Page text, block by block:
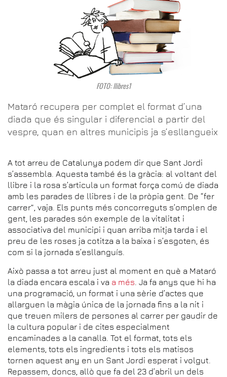
FOTO: llibres1
Mataró recupera per complet el format d’una
diada que és singular i diferencial a partir del
vespre, quan en altres municipis ja s’esllangueix
A tot arreu de Catalunya podem dir que Sant Jordi
s’assembla. Aquesta també és la gràcia: al voltant del
llibre i la rosa s’articula un format força comú de diada
amb les parades de llibres i de la pròpia gent. De “fer
carrer”, vaja. Els punts més concorreguts s’omplen de
gent, les parades són exemple de la vitalitat i
associativa del municipi i quan arriba mitja tarda i el
preu de les roses ja cotitza a la baixa i s’esgoten, és
com si la jornada s’esllanguís.
Això passa a tot arreu just al moment en què a Mataró
la diada encara escala i va a més . Ja fa anys que hi ha
una programació, un format i una sèrie d’actes que
allarguen la màgia única de la jornada fins a la nit i
que treuen milers de persones al carrer per gaudir de
la cultura popular i de cites especialment
encaminades a la canalla. Tot el format, tots els
elements, tots els ingredients i tots els matisos
tornen aquest any en un Sant Jordi esperat i volgut.
Repassem, doncs, allò que fa del 23 d’abril un dels